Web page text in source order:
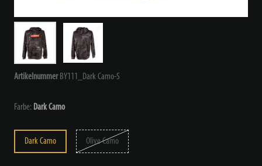
Artikelnummer BY111_Dark Camo-S
Farbe: Dark Camo
Dark Camo Olive Camo